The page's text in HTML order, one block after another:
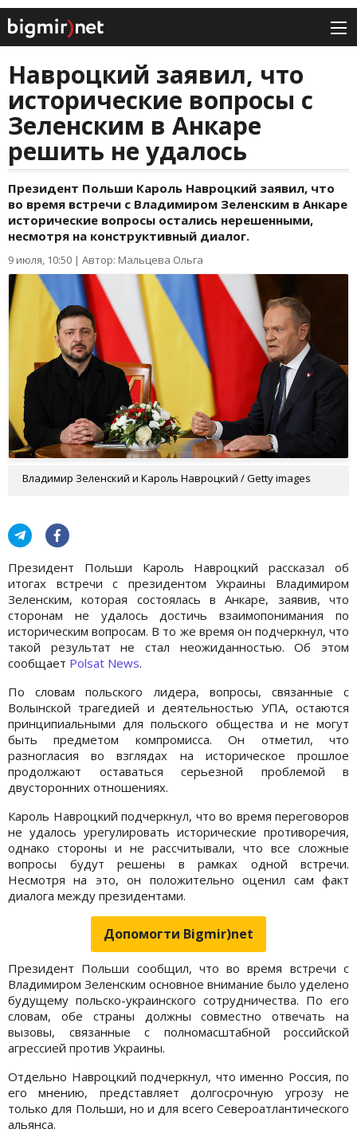
Навроцкий заявил, что
исторические вопросы с
Зеленским в Анкаре
решить не удалось
Президент Польши Кароль Навроцкий заявил, что
во время встречи с Владимиром Зеленским в Анкаре
исторические вопросы остались нерешенными,
несмотря на конструктивный диалог.
9 июля, 10:50 | Автор: Мальцева Ольга
Владимир Зеленский и Кароль Навроцкий / Getty images
Президент Польши Кароль Навроцкий рассказал об
итогах встречи с президентом Украины Владимиром
Зеленским, которая состоялась в Анкаре, заявив, что
сторонам не удалось достичь взаимопонимания по
историческим вопросам. В то же время он подчеркнул, что
такой результат не стал неожиданностью. Об этом
сообщает Polsat News.
По словам польского лидера, вопросы, связанные с
Волынской трагедией и деятельностью УПА, остаются
принципиальными для польского общества и не могут
быть предметом компромисса. Он отметил, что
разногласия во взглядах на историческое прошлое
продолжают оставаться серьезной проблемой в
двусторонних отношениях.
Кароль Навроцкий подчеркнул, что во время переговоров
не удалось урегулировать исторические противоречия,
однако стороны и не рассчитывали, что все сложные
вопросы будут решены в рамках одной встречи.
Несмотря на это, он положительно оценил сам факт
диалога между президентами.
Допомогти Bigmir)net
Президент Польши сообщил, что во время встречи с
Владимиром Зеленским основное внимание было уделено
будущему польско-украинского сотрудничества. По его
словам, обе страны должны совместно отвечать на
вызовы, связанные с полномасштабной российской
агрессией против Украины.
Отдельно Навроцкий подчеркнул, что именно Россия, по
его мнению, представляет долгосрочную угрозу не
только для Польши, но и для всего Североатлантического
альянса.